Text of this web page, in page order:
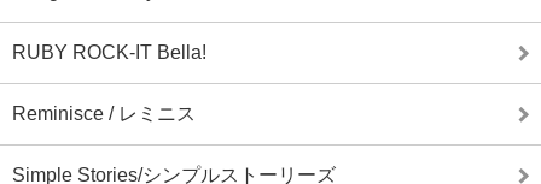
RUBY ROCK-IT Bella!
Reminisce / レミニス
Simple Stories/シンプルストーリーズ